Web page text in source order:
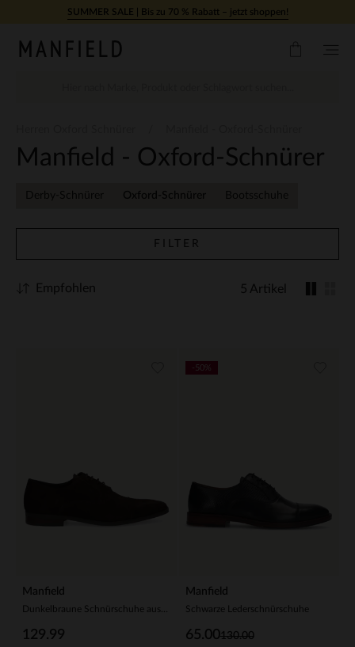
Zum Inhalt springenSUMMER SALE | Bis zu 70 % Rabatt – jetzt shoppen!
Manfield - Oxford-Schnürer
Derby-Schnürer Oxford-Schnürer Bootsschuhe
FILTER
5 Artikel
Empfohlen
Manfield
129.99
Manfield
Schwarze Lederschnürschuhe
130.00
65.00
-50%